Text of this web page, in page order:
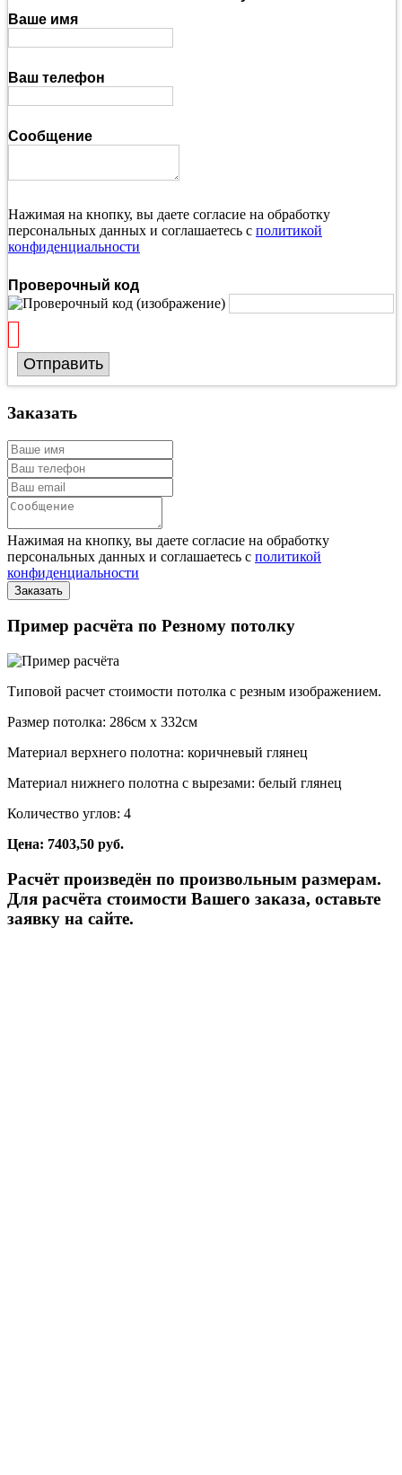
Ваше имя
Ваш телефон
Сообщение
Нажимая на кнопку, вы даете согласие на обработку
персональных данных и соглашаетесь с политикой
конфиденциальности
Проверочный код
Отправить
Заказать
Нажимая на кнопку, вы даете согласие на обработку
персональных данных и соглашаетесь с политикой
конфиденциальности
Пример расчёта по Резному потолку
Типовой расчет стоимости потолка с резным изображением.
Размер потолка: 286см x 332см
Материал верхнего полотна: коричневый глянец
Материал нижнего полотна с вырезами: белый глянец
Количество углов: 4
Цена: 7403,50 руб.
Расчёт произведён по произвольным размерам.
Для расчёта стоимости Вашего заказа, оставьте
заявку на сайте.